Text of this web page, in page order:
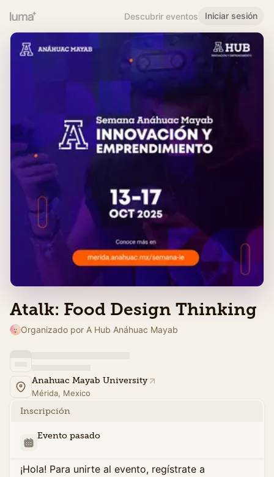
Descubrir eventos Iniciar sesión
Atalk: Food Design Thinking
Organizado por A Hub Anáhuac Mayab
Anahuac Mayab University
Mérida, Mexico
Inscripción
Evento pasado
¡Hola! Para unirte al evento, regístrate a